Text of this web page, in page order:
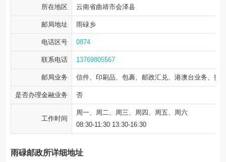
所在地区 云南省曲靖市会泽县
邮局地址 雨碌乡
电话区号 0874
联系电话 13769805567
邮局业务 信件、印刷品、包裹、邮政汇兑、港澳台业务、报
是否办理金融业务 否
工作时间
周一、周二、周三、周四、周五、周六
08:30-11:30 13:30-16:30
雨碌邮政所详细地址